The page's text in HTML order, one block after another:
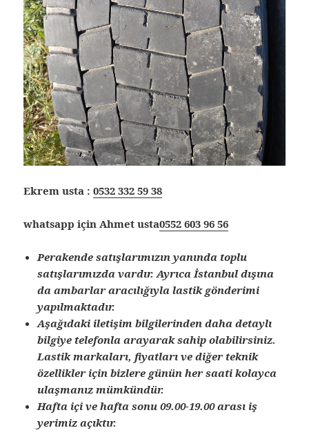
Ekrem usta :0532 332 59 38
whatsapp için Ahmet usta0552 603 96 56
Perakende satışlarımızın yanında toplu
satışlarımızda vardır. Ayrıca İstanbul dışına
da ambarlar aracılığıyla lastik gönderimi
yapılmaktadır.
Aşağıdaki iletişim bilgilerinden daha detaylı
bilgiye telefonla arayarak sahip olabilirsiniz.
Lastik markaları, fiyatları ve diğer teknik
özellikler için bizlere günün her saati kolayca
ulaşmanız mümkündür.
Hafta içi ve hafta sonu 09.00-19.00 arası iş
yerimiz açıktır.